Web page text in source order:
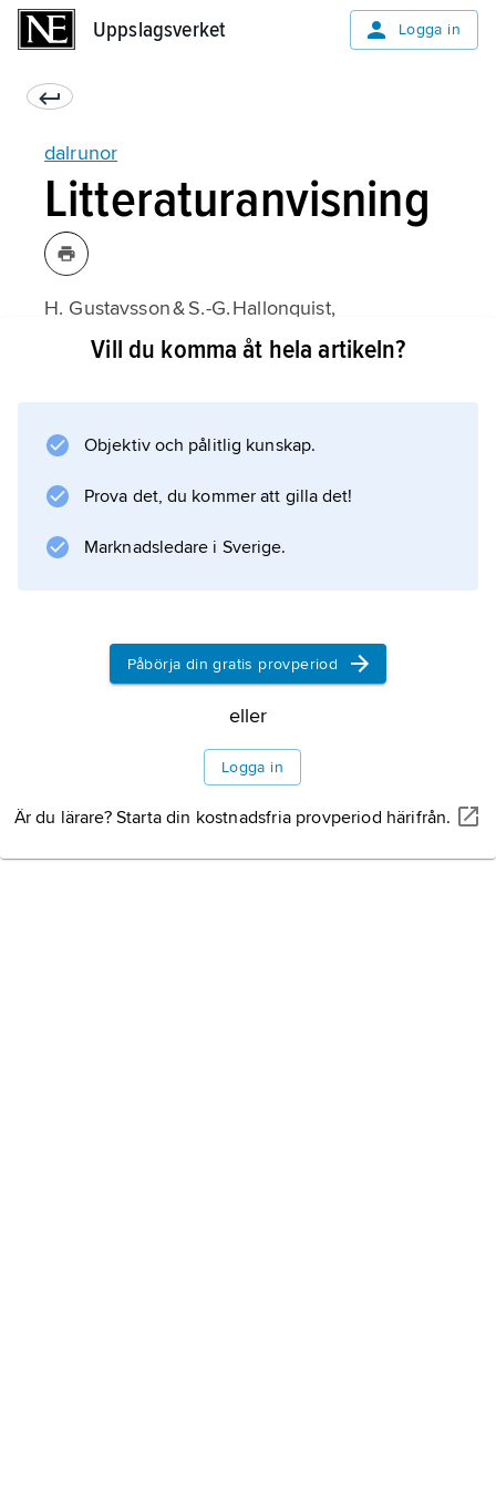
Uppslagsverket Logga in
dalrunor
Litteraturanvisning
H. Gustavsson & S.-G. Hallonquist,
Runor i Dalarna
Vill du komma åt hela artikeln?
Objektiv och pålitlig kunskap.
Prova det, du kommer att gilla det!
Marknadsledare i Sverige.
Påbörja din gratis provperiod
eller
Logga in
Är du lärare? Starta din kostnadsfria provperiod härifrån.